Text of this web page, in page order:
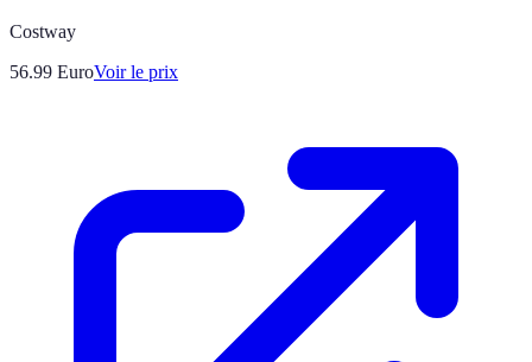
Costway
56.99 EuroVoir le prix